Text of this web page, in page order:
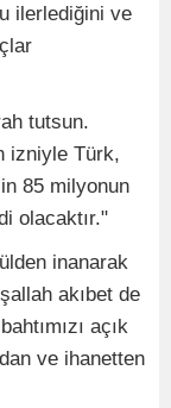
ilerlediğini ve
tutsun.
izniyle Türk,
85 milyonun
olacaktır."
inanarak
akıbet de
açık
ve ihanetten